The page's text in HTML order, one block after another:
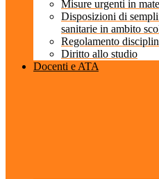
Misure urgenti in
Disposizioni di
sanitarie in ambito
Regolamento
Diritto allo studio
Docenti e ATA